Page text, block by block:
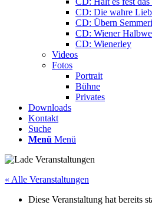
CD: Die wahre
CD: Übern
CD: Wiener
CD: Wienerley
Videos
Fotos
Portrait
Bühne
Privates
Downloads
Kontakt
Suche
Menü Menü
« Alle Veranstaltungen
Diese Veranstaltung hat bereits